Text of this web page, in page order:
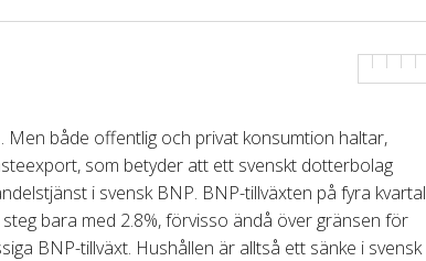
Men både offentlig och privat konsumtion haltar,
som betyder att ett svenskt dotterbolag
i svensk BNP. BNP-tillväxten på fyra kvartal
bara med 2.8%, förvisso ändå över gränsen för
BNP-tillväxt. Hushållen är alltså ett sänke i svensk